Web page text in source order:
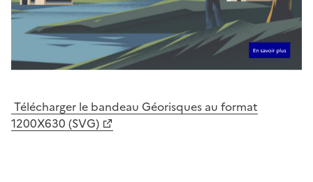
Télécharger le bandeau Géorisques au format
1200X630 (SVG)